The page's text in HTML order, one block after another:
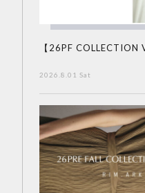
【26PF COLLECTION
2026.8.01 Sat